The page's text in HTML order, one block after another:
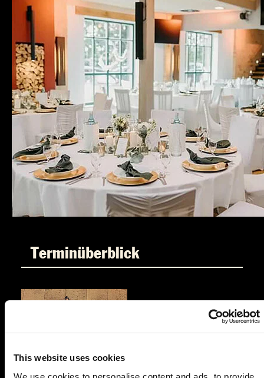
This website uses cookies
Terminüberblick
04.12.2026 19:00 Uhr